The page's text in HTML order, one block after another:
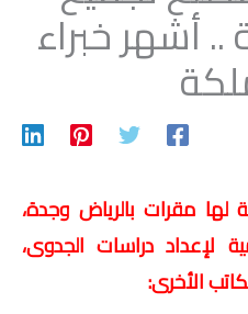
.. أشهر خبراء
مقرات بالرياض وجدة،
لإعداد دراسات الجدوى،
الأخرى: